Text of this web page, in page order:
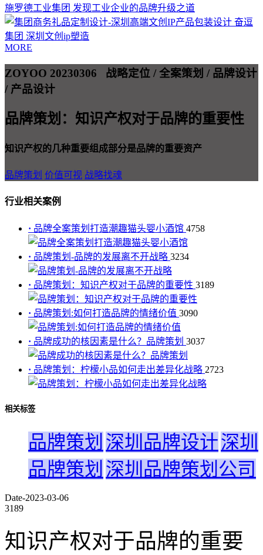
施罗德工业集团 发现工业企业的品牌升级之道
奋逗
集团 深圳文创ip塑造
MORE
ZOYOO 20230306
战略定位 / 全案策划 / 品牌设计
/ 产品设计
品牌策划：知识产权对于品牌的重要性
知识产权的几种重要组成部分是品牌的重要资产
品牌策划 价值可视 战略找魂
行业相关案例
· 品牌全案策划打造潮趣猫头婴小酒馆 4758
· 品牌策划-品牌的发展离不开战略 3234
· 品牌策划：知识产权对于品牌的重要性 3189
· 品牌策划:如何打造品牌的情绪价值 3090
· 品牌成功的核因素是什么？品牌策划 3037
· 品牌策划：柠檬小品如何走出差异化战略 2723
相关标签
品牌策划 深圳品牌设计深圳
品牌策划 深圳品牌策划公司
Date-2023-03-06
3189
知识产权对于品牌的重要